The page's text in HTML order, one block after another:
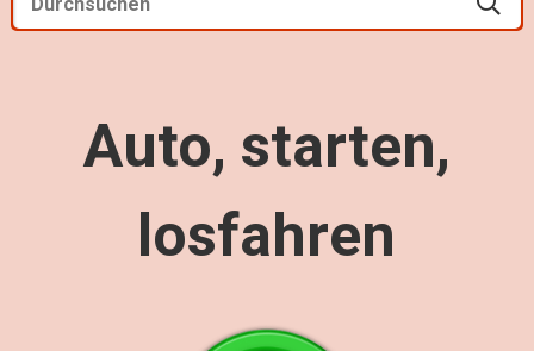
Auto, starten,
losfahren